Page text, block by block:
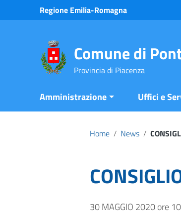
Vai ai contenuti
Vai al menu di navigazione
Regione Emilia-Romagna
Comune di
Provincia di Piacenza
Amministrazione Uffici e
Home / News /
30 MAGGIO 2020 ore